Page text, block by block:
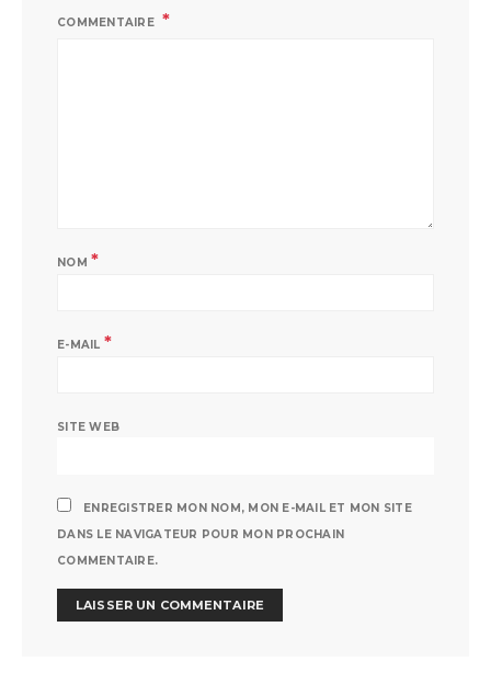
COMMENTAIRE
NOM *
E-MAIL *
SITE WEB
ENREGISTRER MON NOM, MON E-MAIL ET MON SITE
DANS LE NAVIGATEUR POUR MON PROCHAIN
COMMENTAIRE.